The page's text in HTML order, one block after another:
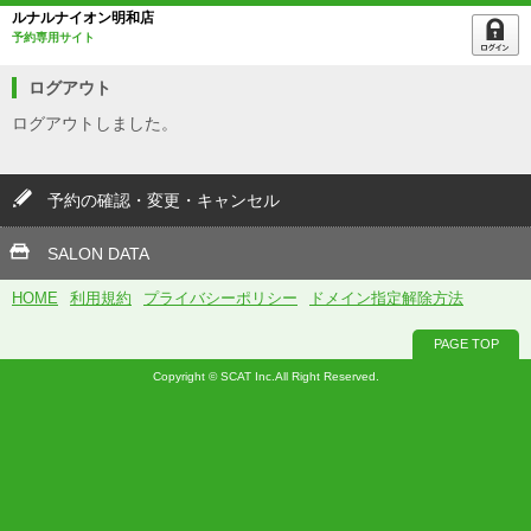
ルナルナイオン明和店
予約専用サイト
ログアウト
ログアウトしました。
予約の確認・変更・キャンセル
SALON DATA
HOME 利用規約 プライバシーポリシー ドメイン指定解除方法
PAGE TOP
Copyright © SCAT Inc.All Right Reserved.